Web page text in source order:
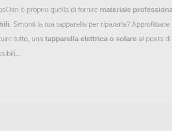
è proprio quella di fornire materiale
. Smonti la tua tapparella per ripararla?
tutto, una tapparella elettrica o solare al posto